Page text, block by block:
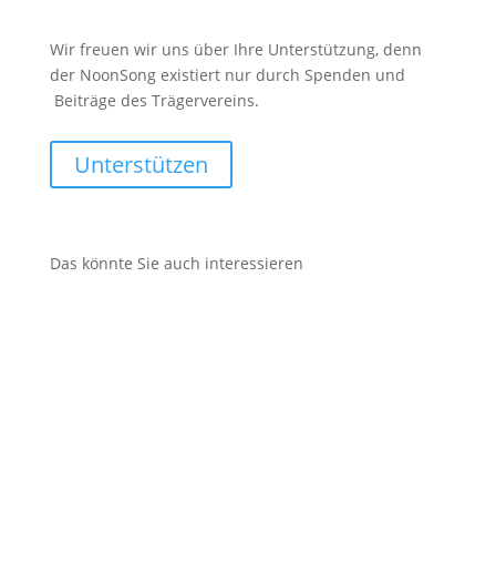
Wir freuen wir uns über Ihre Unterstützung, denn
der NoonSong existiert nur durch Spenden und
Beiträge des Trägervereins.
Unterstützen
Das könnte Sie auch interessieren